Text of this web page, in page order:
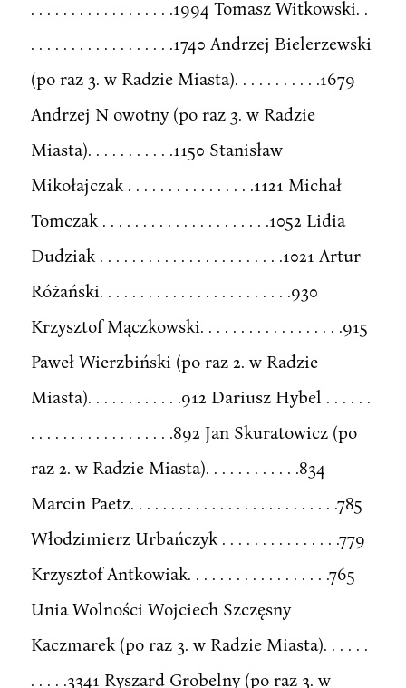
. . . . . . . . . . . . . . . . . .1994 Tomasz Witkowski. .
. . . . . . . . . . . . . . . . . .1740 Andrzej Bielerzewski
(po raz 3. w Radzie Miasta). . . . . . . . . . .1679
Andrzej N owotny (po raz 3. w Radzie
Miasta). . . . . . . . . . .1150 Stanisław
Mikołajczak . . . . . . . . . . . . . . . .1121 Michał
Tomczak . . . . . . . . . . . . . . . . . . . . .1052 Lidia
Dudziak . . . . . . . . . . . . . . . . . . . . . . .1021 Artur
Różański. . . . . . . . . . . . . . . . . . . . . . . .930
Krzysztof Mączkowski. . . . . . . . . . . . . . . . . .915
Paweł Wierzbiński (po raz 2. w Radzie
Miasta). . . . . . . . . . . .912 Dariusz Hybel . . . . . .
. . . . . . . . . . . . . . . . . .892 Jan Skuratowicz (po
raz 2. w Radzie Miasta). . . . . . . . . . . .834
Marcin Paetz. . . . . . . . . . . . . . . . . . . . . . . . . .785
Włodzimierz Urbańczyk . . . . . . . . . . . . . . .779
Krzysztof Antkowiak. . . . . . . . . . . . . . . . . .765
Unia Wolności Wojciech Szczęsny
Kaczmarek (po raz 3. w Radzie Miasta). . . . . .
. . . . .3341 Ryszard Grobelny (po raz 3. w